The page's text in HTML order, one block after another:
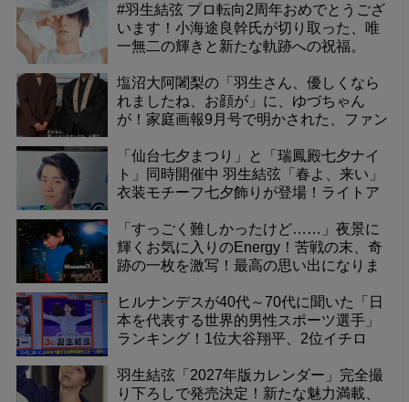
#羽生結弦 プロ転向2周年おめでとうござ
います！小海途良幹氏が切り取った、唯
一無二の輝きと新たな軌跡への祝福。
塩沼大阿闍梨の「羽生さん、優しくなら
れましたね、お顔が」に、ゆづちゃん
が！家庭画報9月号で明かされた、ファン
「仙台七夕まつり」と「瑞鳳殿七夕ナイ
ト」同時開催中 羽生結弦「春よ、来い」
衣装モチーフ七夕飾りが登場！ライトア
「すっごく難しかったけど……」夜景に
輝くお気に入りのEnergy！苦戦の末、奇
跡の一枚を激写！最高の思い出になりま
ヒルナンデスが40代～70代に聞いた「日
本を代表する世界的男性スポーツ選手」
ランキング！1位大谷翔平、2位イチロ
羽生結弦「2027年版カレンダー」完全撮
り下ろしで発売決定！新たな魅力満載、